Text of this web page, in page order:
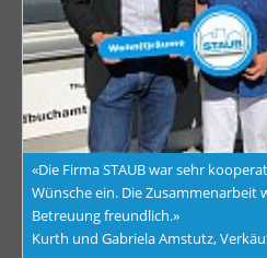
«Die Firma STAUB war sehr
Wünsche ein. Die Zusammenarbeit
Betreuung freundlich.»
Kurth und Gabriela Amstutz,